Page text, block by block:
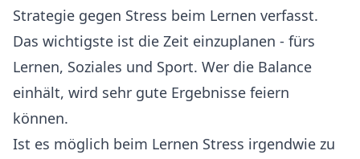
Strategie gegen Stress beim Lernen verfasst.
Das wichtigste ist die Zeit einzuplanen - fürs
Lernen, Soziales und Sport. Wer die Balance
einhält, wird sehr gute Ergebnisse feiern
können.
Ist es möglich beim Lernen Stress irgendwie zu